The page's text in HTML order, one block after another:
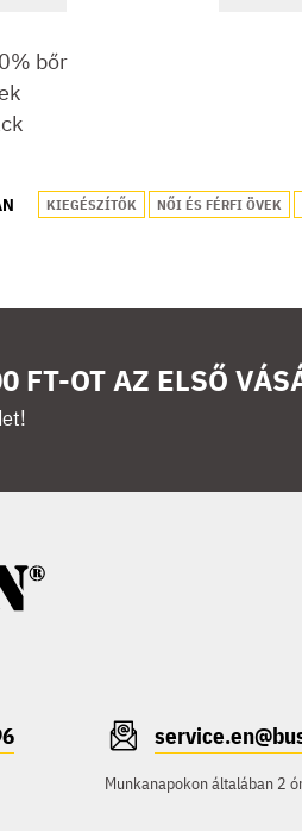
bőr
KIEGÉSZÍTŐK NŐI ÉS FÉRFI ÖVEK
FT-OT AZ ELSŐ
Munkanapokon általában 2